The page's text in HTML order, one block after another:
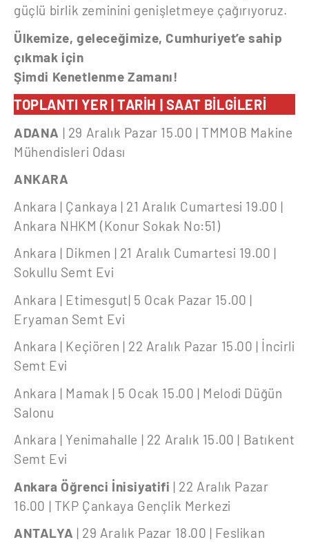
güçlü birlik zeminini genişletmeye çağırıyoruz.
Ülkemize, geleceğimize, Cumhuriyet’e sahip
çıkmak için
Şimdi Kenetlenme Zamanı!
TOPLANTI YER | TARİH | SAAT BİLGİLERİ
ADANA | 29 Aralık Pazar 15.00 | TMMOB Makine
Mühendisleri Odası
ANKARA
Ankara | Çankaya | 21 Aralık Cumartesi 19.00 |
Ankara NHKM (Konur Sokak No:51)
Ankara | Dikmen | 21 Aralık Cumartesi 19.00 |
Sokullu Semt Evi
Ankara | Etimesgut| 5 Ocak Pazar 15.00 |
Eryaman Semt Evi
Ankara | Keçiören | 22 Aralık Pazar 15.00 | İncirli
Semt Evi
Ankara | Mamak | 5 Ocak 15.00 | Melodi Düğün
Salonu
Ankara | Yenimahalle | 22 Aralık 15.00 | Batıkent
Semt Evi
Ankara Öğrenci İnisiyatifi | 22 Aralık Pazar
16.00 | TKP Çankaya Gençlik Merkezi
ANTALYA | 29 Aralık Pazar 18.00 | Feslikan